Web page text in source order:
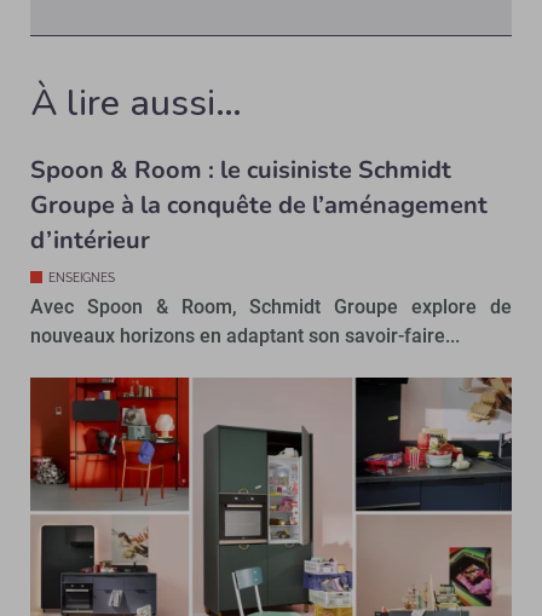
À lire aussi…
Spoon & Room : le cuisiniste Schmidt
Groupe à la conquête de l’aménagement
d’intérieur
ENSEIGNES
Avec Spoon & Room, Schmidt Groupe explore de
nouveaux horizons en adaptant son savoir-faire...